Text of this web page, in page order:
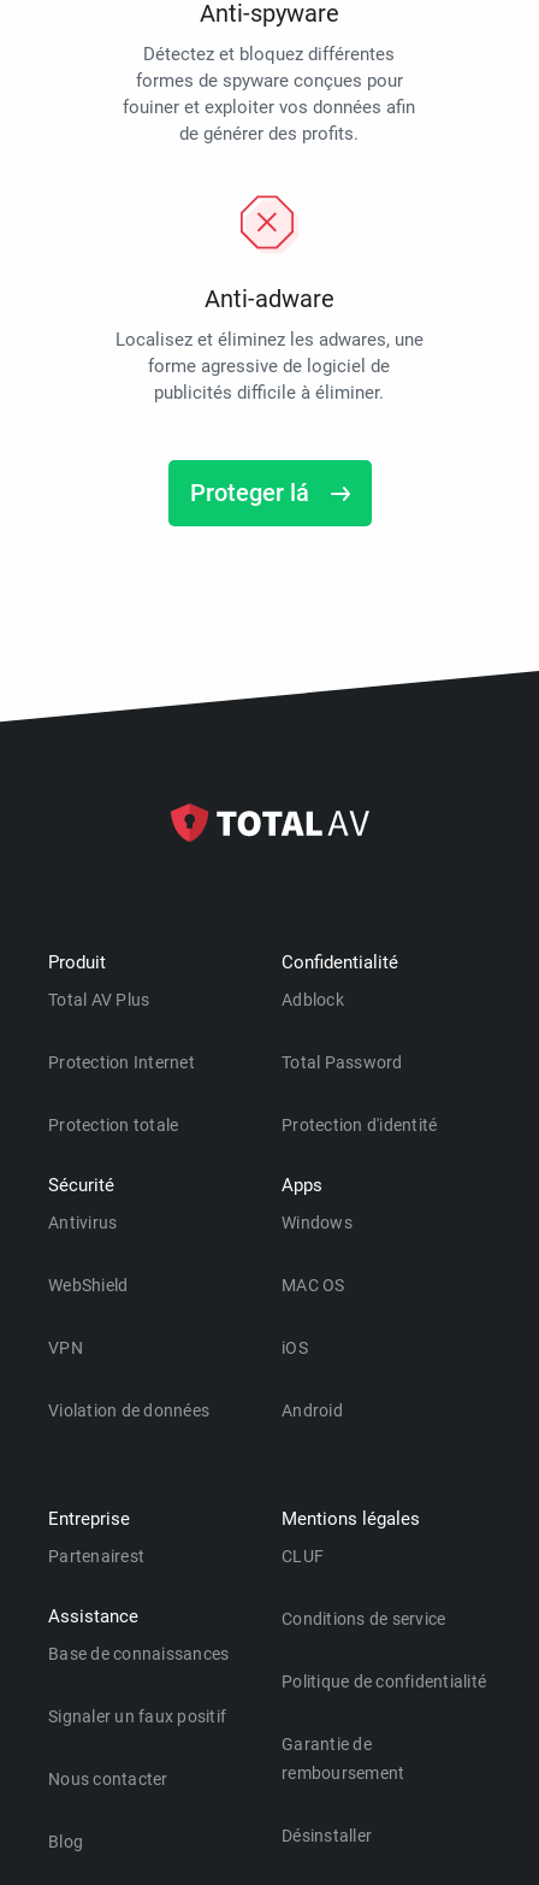
Anti-spyware
Détectez et bloquez différentes
formes de spyware conçues pour
fouiner et exploiter vos données afin
de générer des profits.
Anti-adware
Localisez et éliminez les adwares, une
forme agressive de logiciel de
publicités difficile à éliminer.
Proteger lá
Produit
Total AV Plus
Protection Internet
Protection totale
Sécurité
Antivirus
WebShield
VPN
Violation de données
Confidentialité
Adblock
Total Password
Protection d'identité
Apps
Windows
MAC OS
iOS
Android
Entreprise
Partenairest
Assistance
Base de connaissances
Signaler un faux positif
Nous contacter
Blog
Mentions légales
CLUF
Conditions de service
Politique de confidentialité
Garantie de
remboursement
Désinstaller